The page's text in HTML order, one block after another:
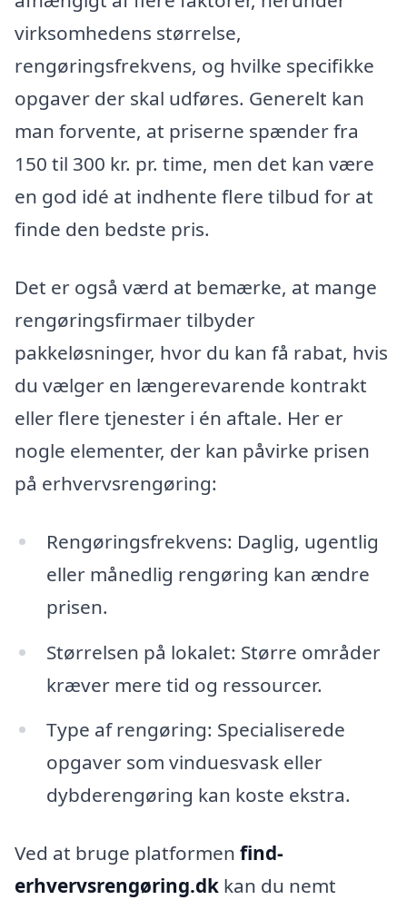
virksomhedens størrelse,
rengøringsfrekvens, og hvilke specifikke
opgaver der skal udføres. Generelt kan
man forvente, at priserne spænder fra
150 til 300 kr. pr. time, men det kan være
en god idé at indhente flere tilbud for at
finde den bedste pris.
Det er også værd at bemærke, at mange
rengøringsfirmaer tilbyder
pakkeløsninger, hvor du kan få rabat, hvis
du vælger en længerevarende kontrakt
eller flere tjenester i én aftale. Her er
nogle elementer, der kan påvirke prisen
på erhvervsrengøring:
Rengøringsfrekvens: Daglig, ugentlig
eller månedlig rengøring kan ændre
prisen.
Størrelsen på lokalet: Større områder
kræver mere tid og ressourcer.
Type af rengøring: Specialiserede
opgaver som vinduesvask eller
dybderengøring kan koste ekstra.
Ved at bruge platformen find-
erhvervsrengøring.dk kan du nemt